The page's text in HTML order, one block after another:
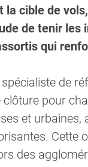
la cible de
de tenir les
qui
de
clôture pour
et urbaines,
Cette
des